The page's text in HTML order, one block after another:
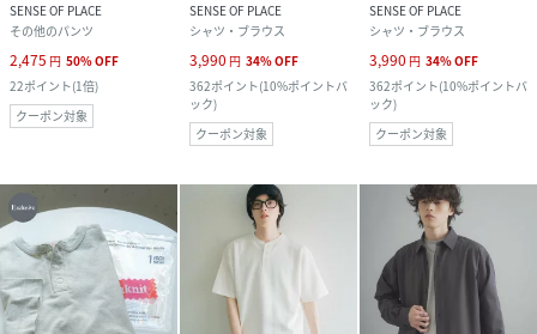
SENSE OF PLACE
その他のパンツ
2,475 円 50%OFF
22ポイント(1倍)
クーポン対象
SENSE OF PLACE
シャツ・ブラウス
3,990 円 34%OFF
362ポイント(10%ポイントバ
ック)
クーポン対象
SENSE OF PLACE
シャツ・ブラウス
3,990 円 34%OFF
362ポイント(10%ポイントバ
ック)
クーポン対象